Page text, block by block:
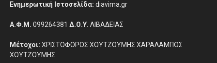
Ενημερωτική Ιστοσελίδα: diavima.gr
Α.Φ.Μ. 099264381 Δ.Ο.Υ. ΛΙΒΑΔΕΙΑΣ
Μέτοχοι: ΧΡΙΣΤΟΦΟΡΟΣ ΧΟΥΤΖΟΥΜΗΣ ΧΑΡΑΛΑΜΠΟΣ
ΧΟΥΤΖΟΥΜΗΣ